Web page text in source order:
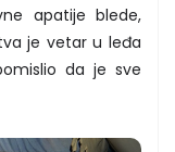
apatije blede,
je vetar u leđa
da je sve